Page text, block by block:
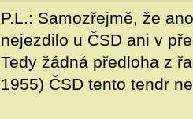
P.L.: Samozřejmě, že
nejezdilo u ČSD ani v
Tedy žádná předloha z
1955) ČSD tento tendr